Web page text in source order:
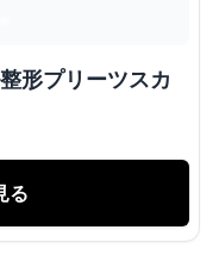
形プリーツスカ
る